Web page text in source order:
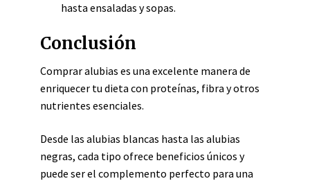
hasta ensaladas y sopas.
Conclusión
Comprar alubias es una excelente manera de
enriquecer tu dieta con proteínas, fibra y otros
nutrientes esenciales.
Desde las alubias blancas hasta las alubias
negras, cada tipo ofrece beneficios únicos y
puede ser el complemento perfecto para una